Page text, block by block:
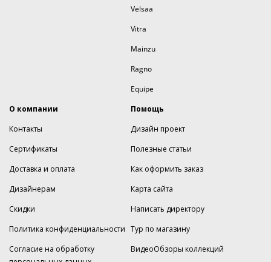
Velsaa
Vitra
Mainzu
Ragno
Equipe
О компании
Контакты
Сертификаты
Доставка и оплата
Дизайнерам
Скидки
Политика конфиденциальности
Согласие на обработку
Помощь
Дизайн проект
Полезные статьи
Как оформить заказ
Карта сайта
Написать директору
Тур по магазину
ВидеоОбзоры коллекций